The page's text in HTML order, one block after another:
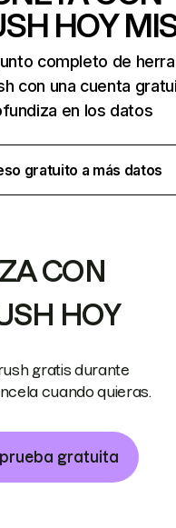
HOY
completo de
con una cuenta
en los datos
gratuito a más datos
CON
HOY
gratis durante
cuando quieras.
prueba gratuita